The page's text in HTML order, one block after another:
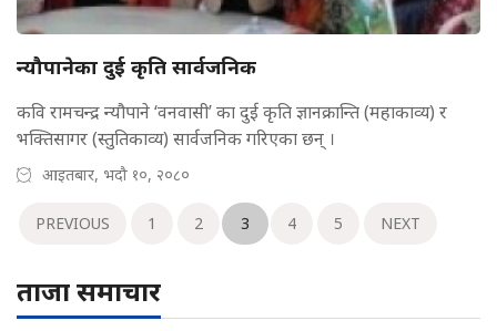
न्यौपानेका दुई कृति सार्वजनिक
कवि रामचन्द्र न्यौपाने ‘वनवासी’ का दुई कृति ज्ञानक्रान्ति (महाकाव्य) र
भक्तिसागर (स्तुतिकाव्य) सार्वजनिक गरिएका छन् ।
आइतबार, भदौ १०, २०८०
PREVIOUS 1 2 3 4 5 NEXT
ताजा समाचार